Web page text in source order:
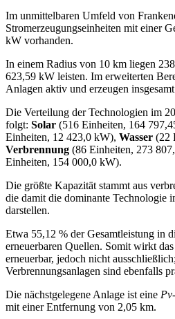
Im unmittelbaren Umfeld von
Stromerzeugungseinheiten mit einer
kW vorhanden.
In einem Radius von 10 km liegen
623,59 kW leisten. Im erweiterten
Anlagen aktiv und erzeugen
Die Verteilung der Technologien im
folgt: Solar (516 Einheiten, 164
Einheiten, 12 423,0 kW), Wasser (22
Verbrennung (86 Einheiten, 273
Einheiten, 154 000,0 kW).
Die größte Kapazität stammt aus
die damit die dominante Technologie
darstellen.
Etwa 55,12 % der Gesamtleistung in
erneuerbaren Quellen. Somit wirkt
erneuerbar, jedoch nicht
Verbrennungsanlagen sind ebenfalls
Die nächstgelegene Anlage ist eine
mit einer Entfernung von 2,05 km.